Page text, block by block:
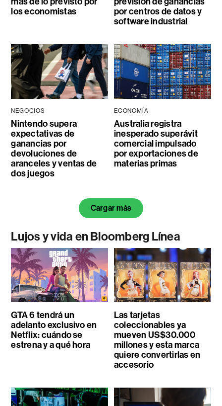
los economistas
por centros de datos y
software industrial
NEGOCIOS
Nintendo supera
expectativas de
ganancias por
devoluciones de
aranceles y ventas de
dos juegos
ECONOMÍA
Australia registra
inesperado superávit
comercial impulsado
por exportaciones de
materias primas
Cargar más
Lujos y vida en Bloomberg Línea
GTA 6 tendrá un
adelanto exclusivo en
Netflix: cuándo se
estrena y a qué hora
Las tarjetas
coleccionables ya
mueven US$30.000
millones y esta marca
quiere convertirlas en
accesorio